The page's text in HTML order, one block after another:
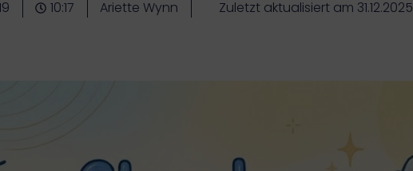
10:17 Ariette Wynn Zuletzt aktualisiert am 31.12.2025